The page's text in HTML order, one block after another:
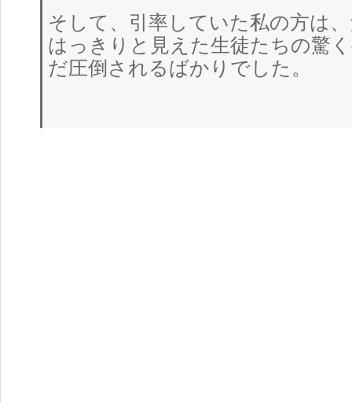
そして、引率していた私の方は
はっきりと見えた生徒たちの驚
だ圧倒されるばかりでした。